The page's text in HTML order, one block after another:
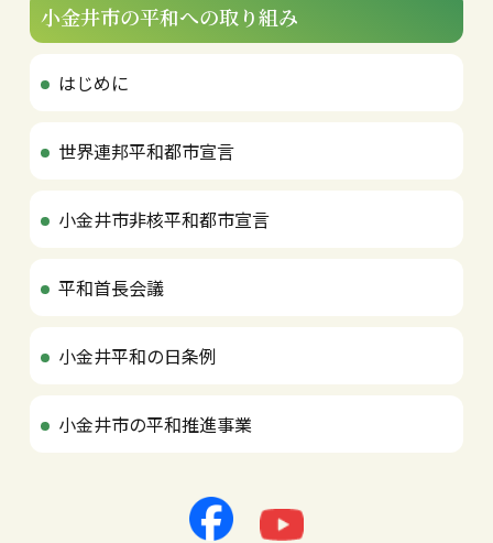
小金井市の平和への取り組み
はじめに
世界連邦平和都市宣言
小金井市非核平和都市宣言
平和首長会議
小金井平和の日条例
小金井市の平和推進事業